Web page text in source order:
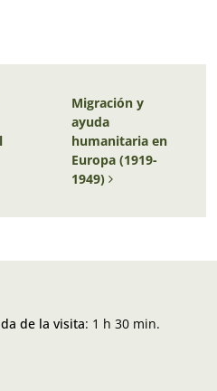
Migración y
ayuda
humanitaria en
Europa (1919-
1949)
de la visita: 1 h 30 min.